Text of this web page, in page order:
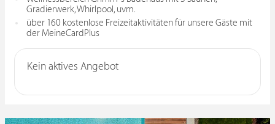
Gradierwerk, Whirlpool, uvm.
über 160 kostenlose Freizeitaktivitäten für unsere Gäste mit
der MeineCardPlus
Kein aktives Angebot